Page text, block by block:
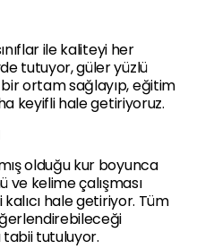
ile kaliteyi her
tutuyor, güler yüzlü
ortam sağlayıp, eğitim
keyifli hale getiriyoruz.
olduğu kur boyunca
ve kelime çalışması
hale getiriyor. Tüm
tabii tutuluyor.